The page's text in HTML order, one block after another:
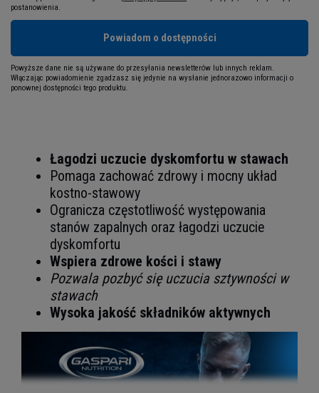
postanowienia.
Powiadom o dostępności
Powyższe dane nie są używane do przesyłania newsletterów lub innych reklam.
Włączając powiadomienie zgadzasz się jedynie na wysłanie jednorazowo informacji o
ponownej dostępności tego produktu.
Łagodzi uczucie dyskomfortu w stawach
Pomaga zachować zdrowy i mocny układ
kostno-stawowy
Ogranicza częstotliwość występowania
stanów zapalnych oraz łagodzi uczucie
dyskomfortu
Wspiera zdrowe kości i stawy
Pozwala pozbyć się uczucia sztywności w
stawach
Wysoka jakość składników aktywnych